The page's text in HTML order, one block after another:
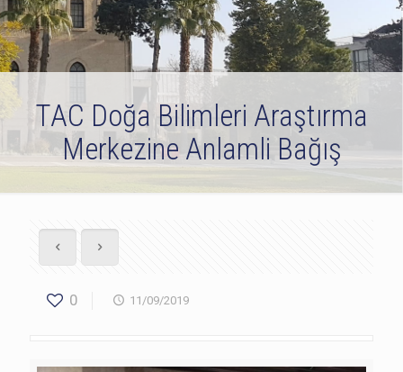
TAC Doğa Bilimleri Araştırma
Merkezine Anlamli Bağış
0 11/09/2019